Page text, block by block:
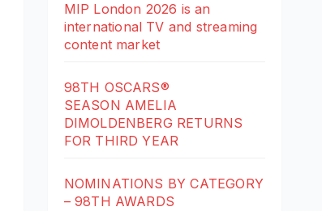
MIP London 2026 is an
international TV and streaming
content market
98TH OSCARS®
SEASON AMELIA
DIMOLDENBERG RETURNS
FOR THIRD YEAR
NOMINATIONS BY CATEGORY
– 98TH AWARDS